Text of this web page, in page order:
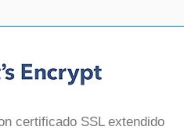
certificado SSL extendido